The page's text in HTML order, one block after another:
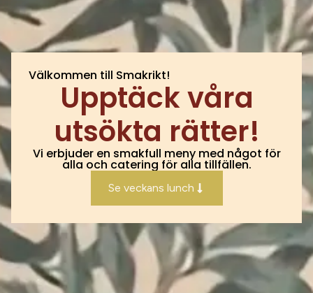
Välkommen till Smakrikt!
Upptäck våra
utsökta rätter!
Vi erbjuder en smakfull meny med något för
alla och catering för alla tillfällen.
Se veckans lunch